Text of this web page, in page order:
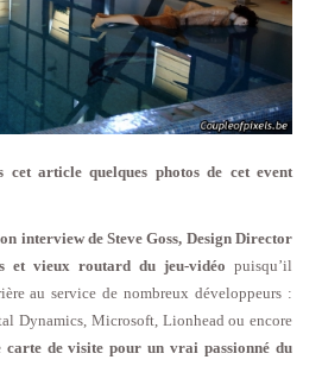
cet article quelques photos de cet event
interview de Steve Goss, Design Director
et vieux routard du jeu-vidéo puisqu’il
au service de nombreux développeurs :
Dynamics, Microsoft, Lionhead ou encore
carte de visite pour un vrai passionné du